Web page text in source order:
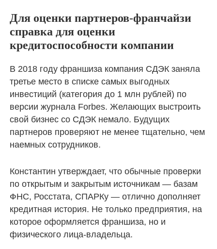
Для оценки партнеров-франчайзи
справка для оценки
кредитоспособности компании
В 2018 году франшиза компания СДЭК заняла
третье место в списке самых выгодных
инвестиций (категория до 1 млн рублей) по
версии журнала Forbes. Желающих выстроить
свой бизнес со СДЭК немало. Будущих
партнеров проверяют не менее тщательно, чем
наемных сотрудников.
Константин утверждает, что обычные проверки
по открытым и закрытым источникам — базам
ФНС, Росстата, СПАРКу — отлично дополняет
кредитная история. Не только предприятия, на
которое оформляется франшиза, но и
физического лица-владельца.